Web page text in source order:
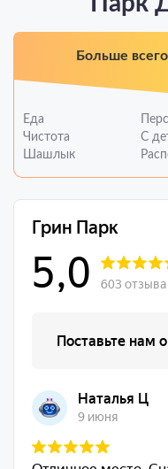
Больше
Еда
Чистота
С
Шашлык